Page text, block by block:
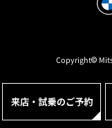
Copyright©